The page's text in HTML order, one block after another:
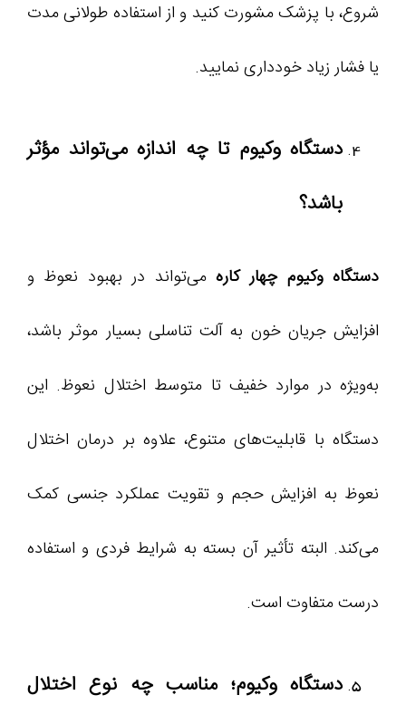
شروع، با پزشک مشورت کنید و از استفاده طولانی‌ مدت
یا فشار زیاد خودداری نمایید.
دستگاه وکیوم تا چه اندازه می‌تواند مؤثر
باشد؟
دستگاه وکیوم چهار کارهمی‌تواند در بهبود نعوظ و
افزایش جریان خون به آلت تناسلی بسیار موثر باشد،
به‌ویژه در موارد خفیف تا متوسط اختلال نعوظ. این
دستگاه با قابلیت‌های متنوع، علاوه بر درمان اختلال
نعوظ به افزایش حجم و تقویت عملکرد جنسی کمک
می‌کند. البته تأثیر آن بسته به شرایط فردی و استفاده
درست متفاوت است.
دستگاه وکیوم؛ مناسب چه نوع اختلال